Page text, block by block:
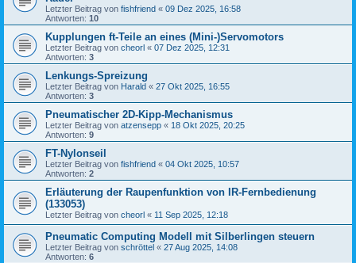
Letzter Beitrag von fishfriend « 09 Dez 2025, 16:58
Antworten: 10
Kupplungen ft-Teile an eines (Mini-)Servomotors
Letzter Beitrag von cheorl « 07 Dez 2025, 12:31
Antworten: 3
Lenkungs-Spreizung
Letzter Beitrag von Harald « 27 Okt 2025, 16:55
Antworten: 3
Pneumatischer 2D-Kipp-Mechanismus
Letzter Beitrag von atzensepp « 18 Okt 2025, 20:25
Antworten: 9
FT-Nylonseil
Letzter Beitrag von fishfriend « 04 Okt 2025, 10:57
Antworten: 2
Erläuterung der Raupenfunktion von IR-Fernbedienung
(133053)
Letzter Beitrag von cheorl « 11 Sep 2025, 12:18
Pneumatic Computing Modell mit Silberlingen steuern
Letzter Beitrag von schröttel « 27 Aug 2025, 14:08
Antworten: 6